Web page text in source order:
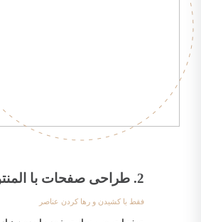
2. طراحی صفحات با المنتور
فقط با کشیدن و رها کردن عناصر